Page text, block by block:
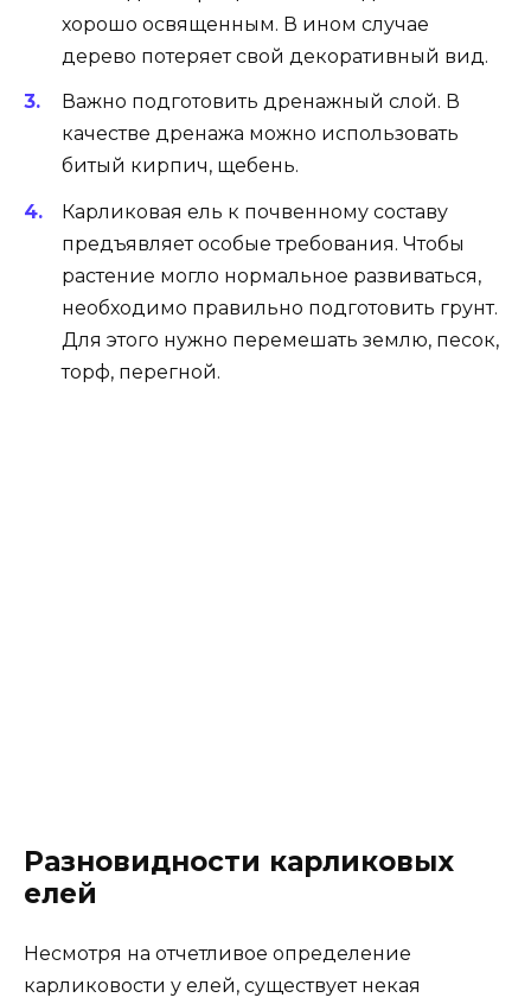
хорошо освященным. В ином случае
дерево потеряет свой декоративный вид.
Важно подготовить дренажный слой. В
качестве дренажа можно использовать
битый кирпич, щебень.
Карликовая ель к почвенному составу
предъявляет особые требования. Чтобы
растение могло нормальное развиваться,
необходимо правильно подготовить грунт.
Для этого нужно перемешать землю, песок,
торф, перегной.
Разновидности карликовых
елей
Несмотря на отчетливое определение
карликовости у елей, существует некая